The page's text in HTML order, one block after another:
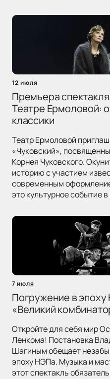
12 июля
Премьера
Театре Ермоловой:
классики
Театр Ермоловой
«Чуковский»,
Корнея Чуковского.
историю с участием
современным
это культурное событие
7 июля
Погружение в
«Великий
Откройте для себя мир
Ленкома! Постановка
Шагиным обещает
эпоху НЭПа. Музыка и
этот спектакль